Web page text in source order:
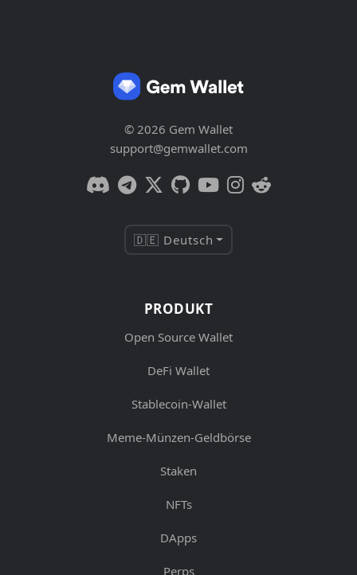
© 2026 Gem Wallet
support@gemwallet.com
🇩🇪 Deutsch
PRODUKT
Open Source Wallet
DeFi Wallet
Stablecoin-Wallet
Meme-Münzen-Geldbörse
Staken
NFTs
DApps
Perps